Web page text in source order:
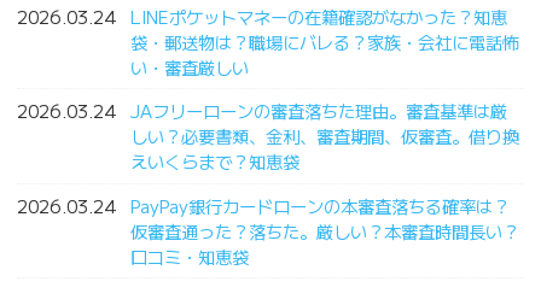
2026.03.24 LINEポケットマネーの在籍確認がなかった？知恵
袋・郵送物は？職場にバレる？家族・会社に電話怖
い・審査厳しい
2026.03.24 JAフリーローンの審査落ちた理由。審査基準は厳
しい？必要書類、金利、審査期間、仮審査。借り換
えいくらまで？知恵袋
2026.03.24 PayPay銀行カードローンの本審査落ちる確率は？
仮審査通った？落ちた。厳しい？本審査時間長い？
口コミ・知恵袋